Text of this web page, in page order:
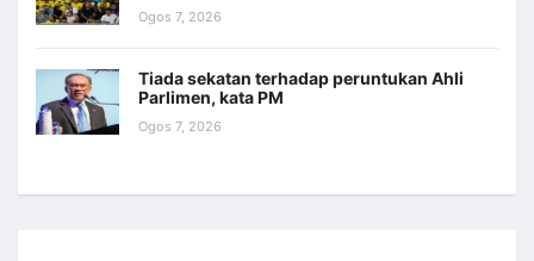
Ogos 7, 2026
Tiada sekatan terhadap peruntukan Ahli
Parlimen, kata PM
Ogos 7, 2026